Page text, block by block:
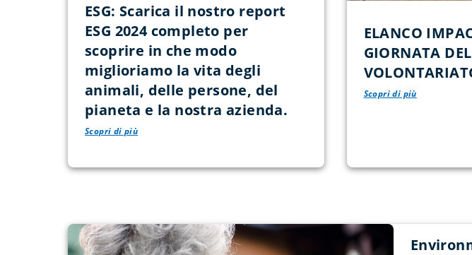
ESG: Scarica il nostro report
ESG 2024 completo per
scoprire in che modo
miglioriamo la vita degli
animali, delle persone, del
pianeta e la nostra azienda.
Scopri di più
ELANCO
GIORNATA DEL
Scopri di più